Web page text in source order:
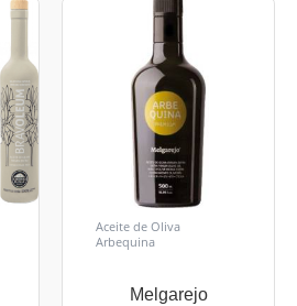
Aceite de Oliva
Arbequina
Melgarejo